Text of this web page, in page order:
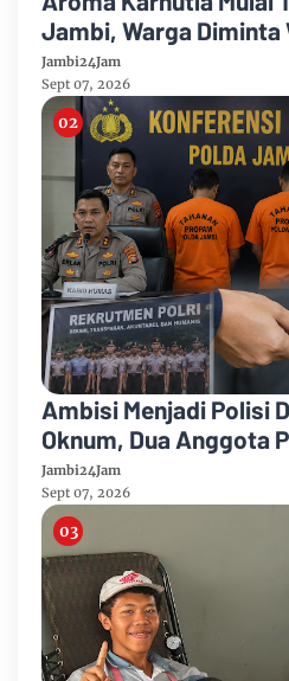
Jambi, Warga Diminta
Puncak Kemarau
Jambi24Jam
Sept 07, 2026
Ambisi Menjadi Polisi
Oknum, Dua Anggota
Diduga Tipu Calon
Kelulusan
Jambi24Jam
Sept 07, 2026